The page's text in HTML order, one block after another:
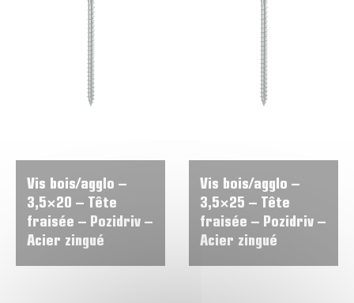
Vis bois/agglo –
3,5×20 – Tête
fraisée – Pozidriv –
Acier zingué
Vis bois/agglo –
3,5×25 – Tête
fraisée – Pozidriv –
Acier zingué